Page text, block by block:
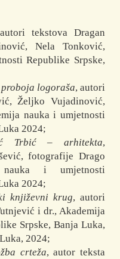
tekstova Dragan
Nela Tonković,
Republike Srpske,
logoraša, autori
Željko Vujadinović,
nauka i umjetnosti
2024;
Trbić – arhitekta,
fotografije Drago
nauka i umjetnosti
2024;
književni krug, autori
i dr., Akademija
Srpske, Banja Luka,
2024;
crteža, autor teksta